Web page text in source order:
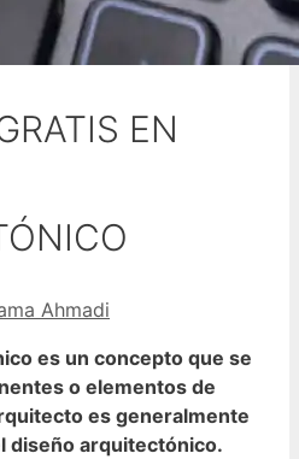
EN
Ahmadi
es un concepto que se
o elementos de
es generalmente
diseño arquitectónico.